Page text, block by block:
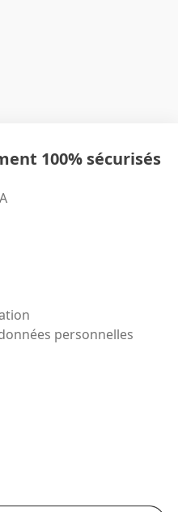
100% sécurisés
personnelles